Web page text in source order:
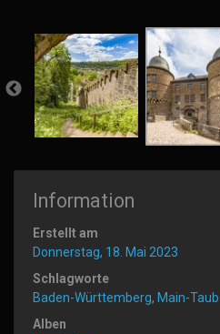
Information
Erstellt am
Donnerstag, 18. Mai 2023
Schlagworte
Baden-Württemberg, Main-
Alben